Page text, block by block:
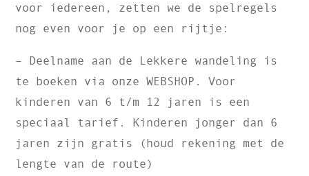
voor iedereen, zetten we de spelregels
nog even voor je op een rijtje:
– Deelname aan de Lekkere wandeling is
te boeken via onze WEBSHOP. Voor
kinderen van 6 t/m 12 jaren is een
speciaal tarief. Kinderen jonger dan 6
jaren zijn gratis (houd rekening met de
lengte van de route)